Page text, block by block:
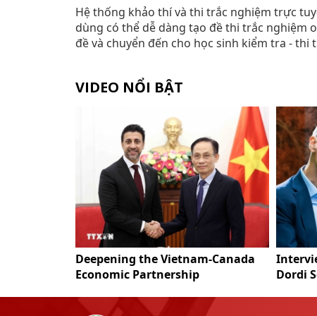
Hệ thống khảo thí và thi trắc nghiệm trực
dùng có thể dễ dàng tạo đề thi trắc nghiệm
đề và chuyển đến cho học sinh kiểm tra -
VIDEO NỔI BẬT
Deepening the Vietnam-Canada
Economic Partnership
Dordi